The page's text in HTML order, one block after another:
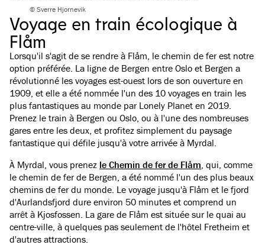
© Sverre Hjornevik
Voyage en train écologique à
Flåm
Lorsqu'il s'agit de se rendre à Flåm, le chemin de fer est notre
option préférée. La ligne de Bergen entre Oslo et Bergen a
révolutionné les voyages est-ouest lors de son ouverture en
1909, et elle a été nommée l'un des 10 voyages en train les
plus fantastiques au monde par Lonely Planet en 2019.
Prenez le train à Bergen ou Oslo, ou à l'une des nombreuses
gares entre les deux, et profitez simplement du paysage
fantastique qui défile jusqu'à votre arrivée à Myrdal.
À Myrdal, vous prenez le Chemin de fer de Flåm, qui, comme
le chemin de fer de Bergen, a été nommé l'un des plus beaux
chemins de fer du monde. Le voyage jusqu'à Flåm et le fjord
d'Aurlandsfjord dure environ 50 minutes et comprend un
arrêt à Kjosfossen. La gare de Flåm est située sur le quai au
centre-ville, à quelques pas seulement de l'hôtel Fretheim et
d'autres attractions.